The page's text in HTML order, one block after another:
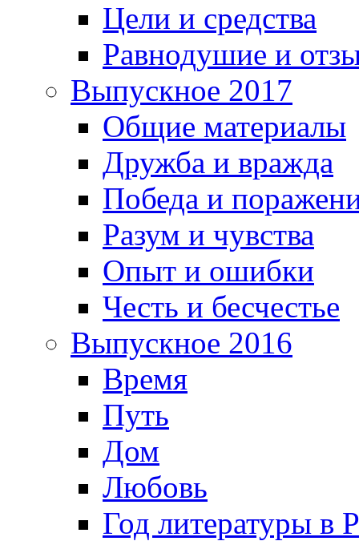
Цели и средства
Равнодушие и
Выпускное 2017
Общие материалы
Дружба и вражда
Победа и
Разум и чувства
Опыт и ошибки
Честь и бесчестье
Выпускное 2016
Время
Путь
Дом
Любовь
Год литературы в